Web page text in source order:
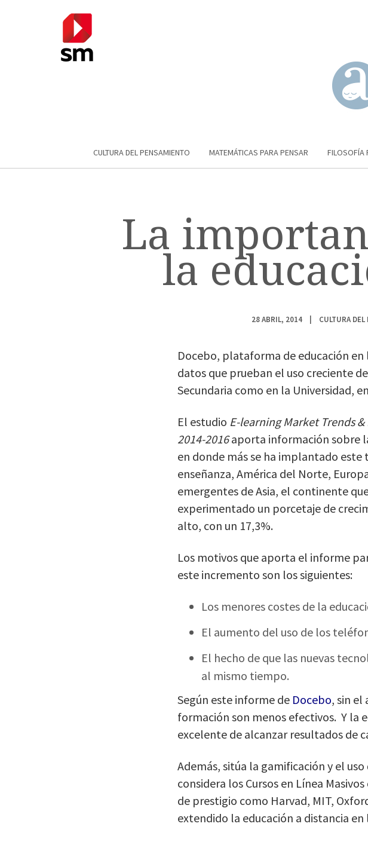
CULTURA DEL PENSAMIENTO MATEMÁTICAS PARA PENSAR FILOSOFÍA
La
la
28 ABRIL, 2014 CULTURA
Docebo, plataforma de educación
datos que prueban el uso creciente
Secundaria como en la Universidad,
El estudio E-learning Market Trends &
2014-2016aporta información sobre
en donde más se ha implantado este
enseñanza, América del Norte,
emergentes de Asia, el continente
experimentado un porcetaje de
alto, con un 17,3%.
Los motivos que aporta el informe
este incremento son los siguientes:
Los menores costes de la
El aumento del uso de los
El hecho de que las nuevas
al mismo tiempo.
Según este informe de Docebo, sin
formación son menos efectivos. Y la
excelente de alcanzar resultados de
Además, sitúa la gamificación y el
considera los Cursos en Línea
de prestigio como Harvad, MIT,
extendido la educación a distancia